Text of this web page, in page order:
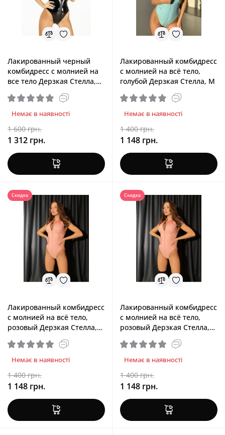
Лакированный черный
комбидресс с молнией на
все тело Дерзкая Стелла,
Немає в наявності
1 600 грн.
1 312 грн.
Лакированный комбидресс
с молнией на всё тело,
голубой Дерзкая Стелла, M
Немає в наявності
1 400 грн.
1 148 грн.
Скидка
Лакированный комбидресс
с молнией на всё тело,
розовый Дерзкая Стелла,
Немає в наявності
1 400 грн.
1 148 грн.
Скидка
Лакированный комбидресс
с молнией на всё тело,
розовый Дерзкая Стелла,
Немає в наявності
1 400 грн.
1 148 грн.